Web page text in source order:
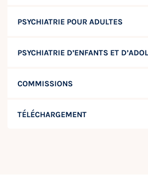
PSYCHIATRIE POUR ADULTES
PSYCHIATRIE D’ENFANTS ET
COMMISSIONS
TÉLÉCHARGEMENT